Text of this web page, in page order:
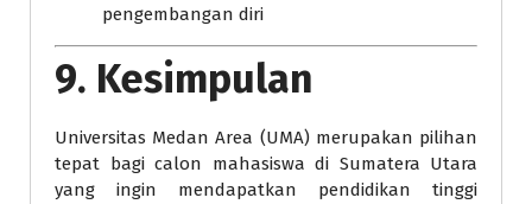
pengembangan diri
9. Kesimpulan
Universitas Medan Area (UMA) merupakan pilihan
tepat bagi calon mahasiswa di Sumatera Utara
yang ingin mendapatkan pendidikan tinggi